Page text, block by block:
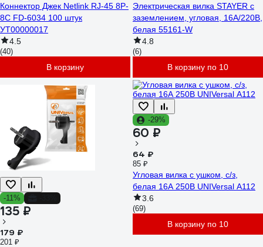
Коннектор Джек Netlink RJ-45 8P-
8C FD-6034 100 штук
УТ00000017
4.5
(40)
В корзину
Электрическая вилка STAYER с
заземлением, угловая, 16А/220В,
белая 55161-W
4.8
(6)
В корзину по 10
-11%
135 ₽
179 ₽
201 ₽
-29%
60 ₽
64 ₽
85 ₽
Угловая вилка с ушком, с/з,
белая 16А 250В UNIVersal А112
3.6
(69)
В корзину по 10